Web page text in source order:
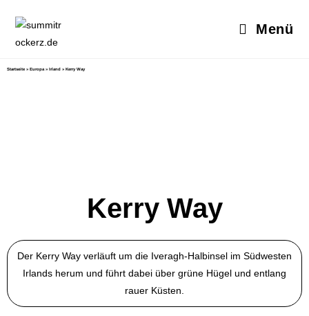
Menü
Startseite » Europa » Irland » Kerry Way
Kerry Way
Der Kerry Way verläuft um die Iveragh-Halbinsel im Südwesten
Irlands herum und führt dabei über grüne Hügel und entlang
rauer Küsten.